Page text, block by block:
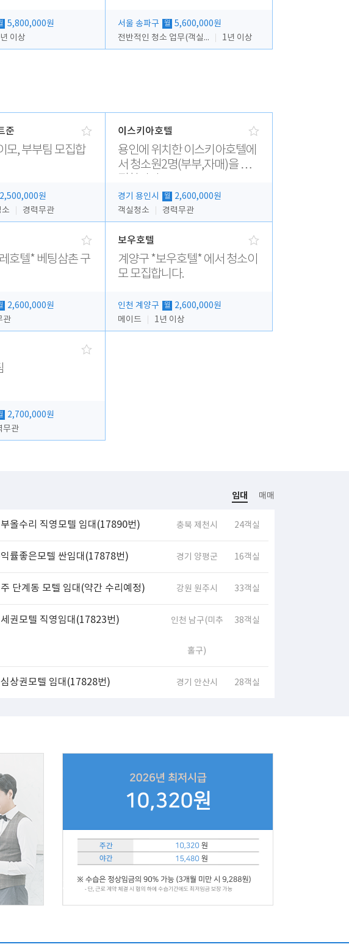
5,800,000원
이상
서울 송파구 월
5,600,000원
전반적인 청소 업무(객실청소.객실정리)
1년 이상
준
모, 부부팀 모집합
2,500,000원
경력무관
이스키아호텔
용인에 위치한 이스키아호텔에
서 청소원2명(부부,자매)을 모
경기 용인시 월
2,600,000원
객실청소
경력무관
호텔* 베팅삼촌 구
2,600,000원
관
보우호텔
계양구 *보우호텔* 에서 청소이
모 모집합니다.
인천 계양구 월
2,600,000원
메이드
1년 이상
2,700,000원
무관
임대 매매
올수리 직영모텔 임대(17890번) 충북 제천시 24객실
률좋은모텔 싼임대(17878번) 경기 양평군 16객실
단계동 모텔 임대(약간 수리예정) 강원 원주시 33객실
권모텔 직영임대(17823번) 인천 남구(미추
홀구)
38객실
상권모텔 임대(17828번) 경기 안산시 28객실